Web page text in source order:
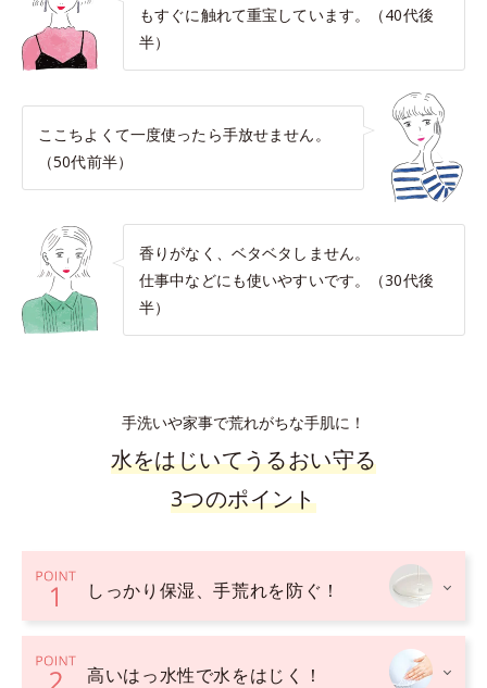
もすぐに触れて重宝しています。（40代後
半）
ここちよくて一度使ったら手放せません。
（50代前半）
香りがなく、ベタベタしません。
仕事中などにも使いやすいです。（30代後
半）
手洗いや家事で荒れがちな手肌に！
水をはじいてうるおい守る
3つのポイント
しっかり保湿、手荒れを防ぐ！
高いはっ水性で水をはじく！